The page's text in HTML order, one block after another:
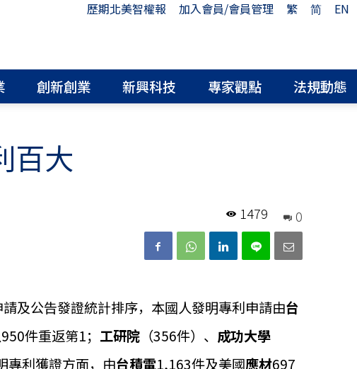
歷期北美智權報 加入會員/會員管理 繁 简 EN
創新創業 新興科技 專家觀點 法規動態
百大
0
1479
及公告發證統計排序，本國人發明專利申請由台
件重返第1； 工研院 （356件）、 成功大學
專利獲證方面，由台積電1,163件及美國應材697